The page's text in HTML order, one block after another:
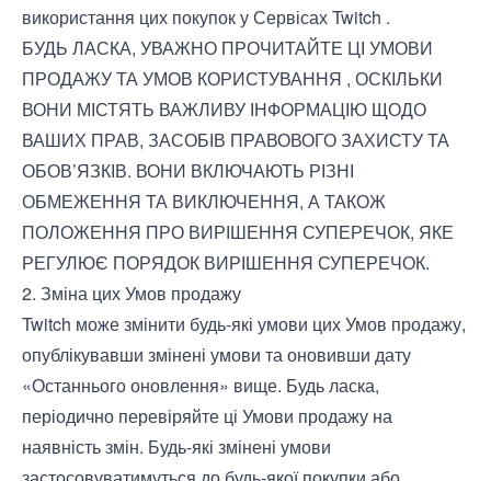
використання цих покупок у Сервісах Twitch .
БУДЬ ЛАСКА, УВАЖНО ПРОЧИТАЙТЕ ЦІ УМОВИ
ПРОДАЖУ ТА УМОВ КОРИСТУВАННЯ , ОСКІЛЬКИ
ВОНИ МІСТЯТЬ ВАЖЛИВУ ІНФОРМАЦІЮ ЩОДО
ВАШИХ ПРАВ, ЗАСОБІВ ПРАВОВОГО ЗАХИСТУ ТА
ОБОВ’ЯЗКІВ. ВОНИ ВКЛЮЧАЮТЬ РІЗНІ
ОБМЕЖЕННЯ ТА ВИКЛЮЧЕННЯ, А ТАКОЖ
ПОЛОЖЕННЯ ПРО ВИРІШЕННЯ СУПЕРЕЧОК, ЯКЕ
РЕГУЛЮЄ ПОРЯДОК ВИРІШЕННЯ СУПЕРЕЧОК.
2. Зміна цих Умов продажу
Twitch може змінити будь-які умови цих Умов продажу,
опублікувавши змінені умови та оновивши дату
«Останнього оновлення» вище. Будь ласка,
періодично перевіряйте ці Умови продажу на
наявність змін. Будь-які змінені умови